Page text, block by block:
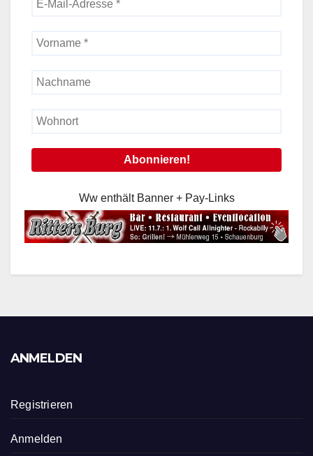
Ww enthält Banner + Pay-Links
ANMELDEN
Registrieren
Anmelden